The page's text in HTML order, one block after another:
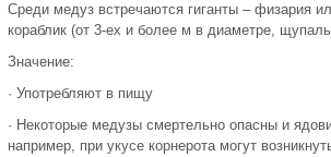
Среди медуз встречаются гиганты – физария
кораблик (от 3-ех и более м в диаметре,
Значение:
· Употребляют в пищу
· Некоторые медузы смертельно опасны и
например, при укусе корнерота могут